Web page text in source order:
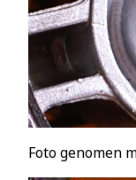
Foto genomen